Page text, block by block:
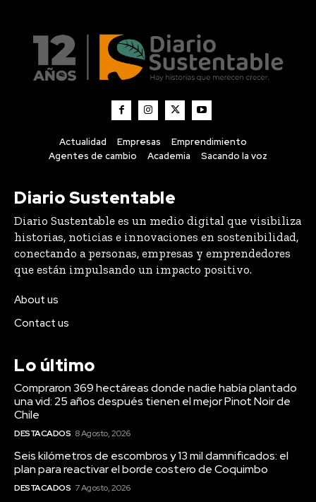
Actualidad Empresas
Emprendimiento
Academia
Diario Sustentable
Diario Sustentable es un medio digital que visibiliza
historias, noticias e innovaciones en sostenibilidad,
que están impulsando un impacto positivo.
About us
Contact us
Lo último
Compraron 369 hectáreas donde nadie había plantado
una vid: 25 años después tienen el mejor Pinot Noir de
DESTACADOS 8 Agosto, 2026
Seis kilómetros de escombros y 13 mil damnificados: el
plan para reactivar el borde costero de Coquimbo
DESTACADOS
AFP Capital y el nuevo régimen de inversión: “Estamos
haciendo sugerencias para maximizar los impactos
positivos en las pensiones”
DESTACADOS 31 Julio, 2026